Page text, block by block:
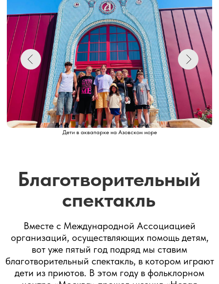
Дети в аквапарке на Азовском море
Гриша(10 лет) из приюта «Счастье дарить счастье» на